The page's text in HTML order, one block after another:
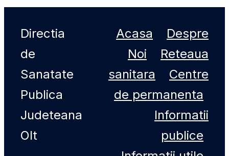
Directia
de
Sanatate
Publica
Judeteana
Olt
Acasa
Despre
Noi
Reteaua
sanitara
Centre
de permanenta
Informatii
publice